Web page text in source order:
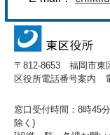
〒812-8653 福岡市東
区役所電話番号案内
窓口受付時間：8時45
除く)